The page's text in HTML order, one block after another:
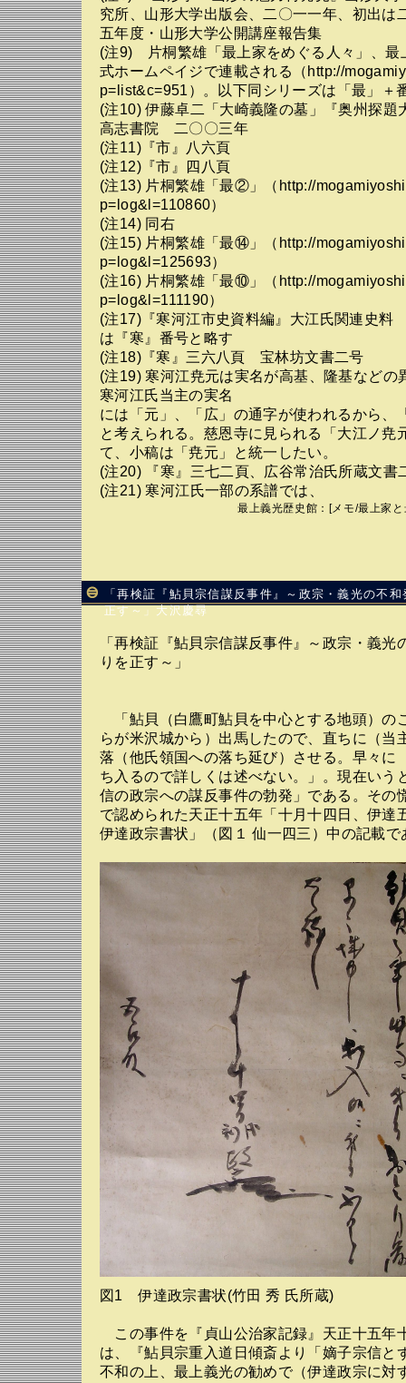
究所、山形大学出版会、二〇一一年、初出は
五年度・山形大学公開講座報告集
(注9) 片桐繁雄「最上家をめぐる人々」、最
式ホームペイジで連載される（http://
p=list&c=951）。以下同シリーズは「最」＋
(注10) 伊藤卓二「大崎義隆の墓」『奥州探題
高志書院 二〇〇三年
(注11)『市』八六頁
(注12)『市』四八頁
(注13) 片桐繁雄「最②」（http://
p=log&l=110860）
(注14) 同右
(注15) 片桐繁雄「最⑭」（http://
p=log&l=125693）
(注16) 片桐繁雄「最⑩」（http://
p=log&l=111190）
(注17)『寒河江市史資料編』大江氏関連史
は『寒』番号と略す
(注18)『寒』三六八頁 宝林坊文書二号
(注19) 寒河江尭元は実名が高基、隆基などの
寒河江氏当主の実名
には「元」、「広」の通字が使われるから、
と考えられる。慈恩寺に見られる「大江ノ尭
て、小稿は「尭元」と統一したい。
(注20) 『寒』三七二頁、広谷常治氏所蔵文書
(注21) 寒河江氏一部の系譜では、
最上義光歴史館 ：[メモ/最上家
「再検証『鮎貝宗信謀反事件』～政宗・義光の不
正す～」大沢慶尋
「再検証『鮎貝宗信謀反事件』～政宗・義光
りを正す～」
「鮎貝（白鷹町鮎貝を中心とする地頭）の
らが米沢城から）出馬したので、直ちに（当
落（他氏領国への落ち延び）させる。早々に
ち入るので詳しくは述べない。」。現在いう
信の政宗への謀反事件の勃発」である。その
で認められた天正十五年「十月十四日、伊達
伊達政宗書状」（図１ 仙一四三）中の記載で
図1 伊達政宗書状(竹田 秀 氏所蔵)
この事件を『貞山公治家記録』天正十五年
は、『鮎貝宗重入道日傾斎より「嫡子宗信と
不和の上、最上義光の勧めで（伊達政宗に対